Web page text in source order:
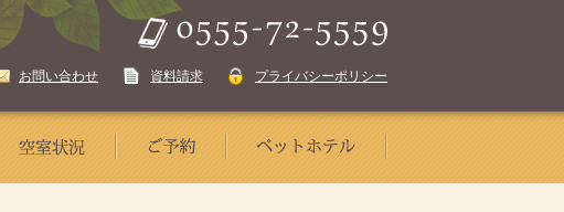
お問い合わせ 資料請求 プライバシーポリシー